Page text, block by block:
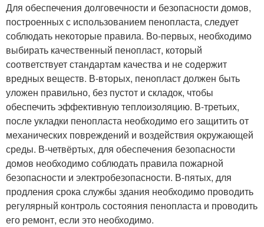
Для обеспечения долговечности и безопасности домов,
построенных с использованием пенопласта, следует
соблюдать некоторые правила. Во-первых, необходимо
выбирать качественный пенопласт, который
соответствует стандартам качества и не содержит
вредных веществ. В-вторых, пенопласт должен быть
уложен правильно, без пустот и складок, чтобы
обеспечить эффективную теплоизоляцию. В-третьих,
после укладки пенопласта необходимо его защитить от
механических повреждений и воздействия окружающей
среды. В-четвёртых, для обеспечения безопасности
домов необходимо соблюдать правила пожарной
безопасности и электробезопасности. В-пятых, для
продления срока службы здания необходимо проводить
регулярный контроль состояния пенопласта и проводить
его ремонт, если это необходимо.